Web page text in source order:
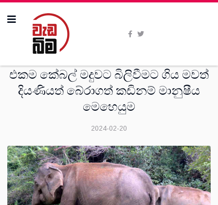
එකම කේබල් මදුවට බිලිවීමට ගිය මවත්
දියණියත් බේරාගත් කඩිනම් මානුෂීය
මෙහෙයුම
2024-02-20